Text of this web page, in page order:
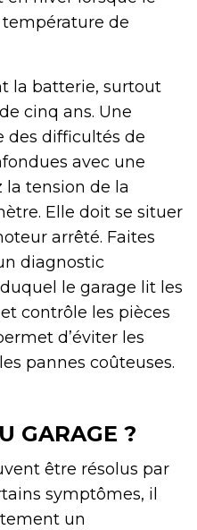
de
la batterie, surtout
cinq ans. Une
des difficultés de
avec une
la tension de la
Elle doit se situer
arrêté. Faites
diagnostic
le garage lit les
contrôle les pièces
d’éviter les
pannes coûteuses.
GARAGE ?
être résolus par
symptômes, il
un